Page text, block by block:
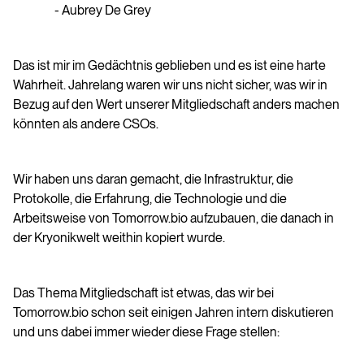
- Aubrey De Grey
Das ist mir im Gedächtnis geblieben und es ist eine harte
Wahrheit. Jahrelang waren wir uns nicht sicher, was wir in
Bezug auf den Wert unserer Mitgliedschaft anders machen
könnten als andere CSOs.
Wir haben uns daran gemacht, die Infrastruktur, die
Protokolle, die Erfahrung, die Technologie und die
Arbeitsweise von Tomorrow.bio aufzubauen, die danach in
der Kryonikwelt weithin kopiert wurde.
Das Thema Mitgliedschaft ist etwas, das wir bei
Tomorrow.bio schon seit einigen Jahren intern diskutieren
und uns dabei immer wieder diese Frage stellen: